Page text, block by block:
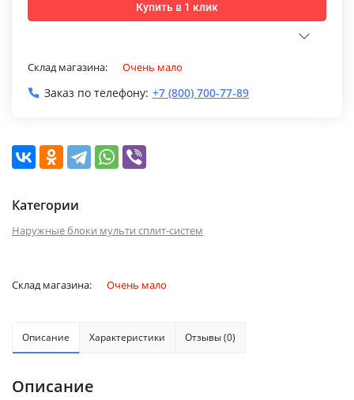
Купить в 1 клик
Склад магазина: Очень мало
Заказ по телефону: +7 (800) 700-77-89
Категории
Наружные блоки мульти сплит-систем
Склад магазина: Очень мало
Описание Характеристики Отзывы (0)
Описание